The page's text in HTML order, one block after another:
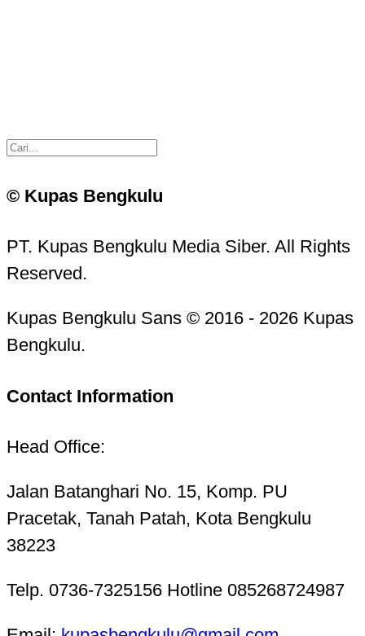
© Kupas Bengkulu
PT. Kupas Bengkulu Media Siber. All Rights
Reserved.
Kupas Bengkulu Sans © 2016 - 2026 Kupas
Bengkulu.
Contact Information
Head Office:
Jalan Batanghari No. 15, Komp. PU
Pracetak, Tanah Patah, Kota Bengkulu
38223
Telp. 0736-7325156 Hotline 085268724987